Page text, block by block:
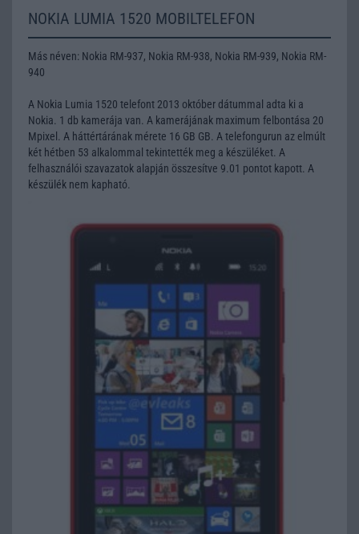
NOKIA LUMIA 1520 MOBILTELEFON
Más néven: Nokia RM-937, Nokia RM-938, Nokia RM-939, Nokia RM-
940
A Nokia Lumia 1520 telefont 2013 október dátummal adta ki a
Nokia. 1 db kamerája van. A kamerájának maximum felbontása 20
Mpixel. A háttértárának mérete 16 GB GB. A telefongurun az elmúlt
két hétben 53 alkalommal tekintették meg a készüléket. A
felhasználói szavazatok alapján összesítve 9.01 pontot kapott. A
készülék nem kapható.